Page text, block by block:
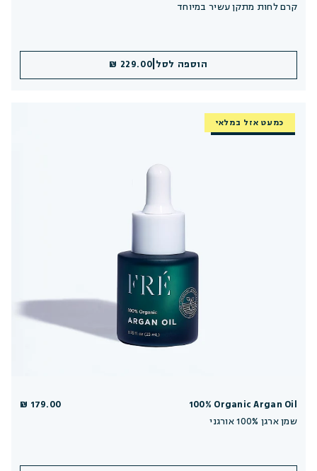
קרם לחות מתקן עשיר במיוחד
הוספה לסל 229.00 ₪
חזר למלאי
כמעט אזל במלאי
100% Organic Argan Oil
שמן ארגן 100% אורגני
179.00 ₪